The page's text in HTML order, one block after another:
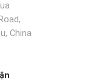
China